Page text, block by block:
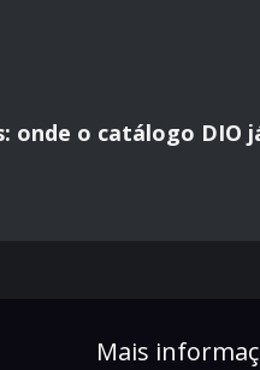
onde o catálogo DIO
Mais